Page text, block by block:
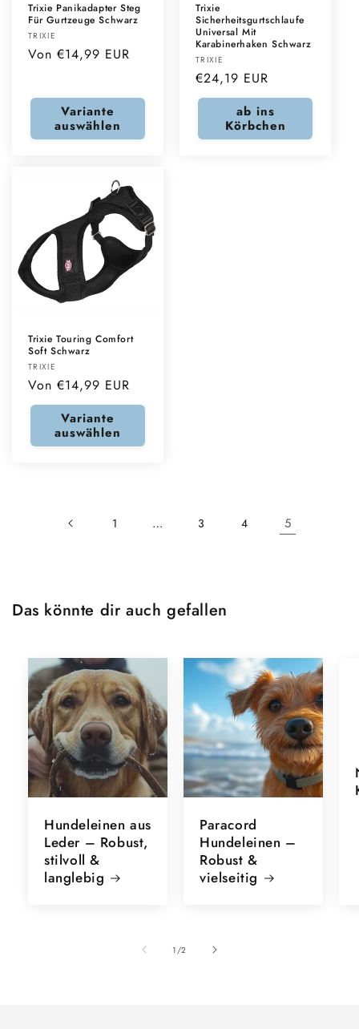
Trixie Panikadapter Steg
Für Gurtzeuge Schwarz
Anbieter:
TRIXIE
Normaler
Von €14,99 EUR
Variante
auswählen
Trixie
Sicherheitsgurtschlaufe
Universal Mit
Karabinerhaken Schwarz
Anbieter:
TRIXIE
Normaler
Preis
€24,19 EUR
ab ins
Körbchen
Trixie Touring Comfort
Soft Schwarz
Anbieter:
TRIXIE
Normaler
Preis
Von €14,99 EUR
Variante
auswählen
1 … 3 4 5
Das könnte dir auch gefallen
Hundeleinen aus
Leder – Robust,
stilvoll &
langlebig
Paracord
Hundeleinen –
Robust &
vielseitig
1 /von
2